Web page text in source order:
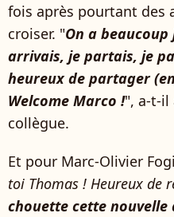
fois après pourtant des
croiser. "On a beaucoup
arrivais, je partais, je
heureux de partager
Welcome Marco !", a-t-il
collègue.
Et pour Marc-Olivier
toi Thomas ! Heureux de
chouette cette nouvelle